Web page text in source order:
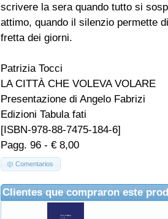
scrivere la sera quando tutto si
attimo, quando il silenzio permette
fretta dei giorni.
Patrizia Tocci
LA CITTÀ CHE VOLEVA VOLARE
Presentazione di Angelo Fabrizi
Edizioni Tabula fati
[ISBN-978-88-7475-184-6]
Pagg. 96 - € 8,00
Comentarios
Clientes que compraron este